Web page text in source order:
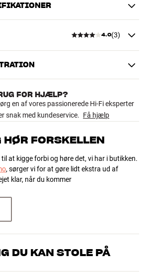
Træfarvet
dybde)
The Frame 43”
4.0(3)
4.0
3 anmeldelser
1
FOR HJÆLP?
en af vores passionerede Hi-Fi eksperter
snak med kundeservice. Få hjælp
HØR FORSKELLEN
at kigge forbi og høre det, vi har i butikken.
, sørger vi for at gøre lidt ekstra ud af
klar, når du kommer
DU KAN STOLE PÅ
ægte entusiaster, som kender produkterne